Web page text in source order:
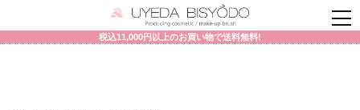
税込11,000円以上のお買い物で送料無料!